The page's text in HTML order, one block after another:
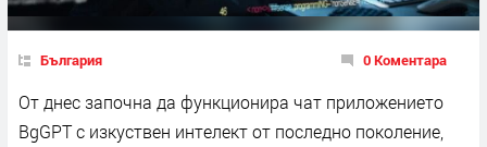
България 0 Коментара
От днес започна да функционира чат приложението
BgGPT с изкуствен интелект от последно поколение,